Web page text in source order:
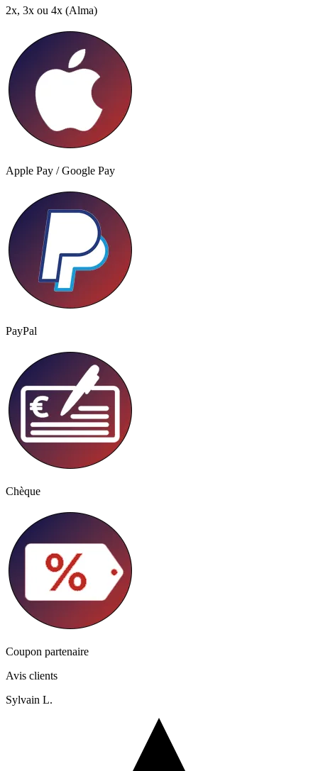
2x, 3x ou 4x (Alma)
Apple Pay / Google Pay
PayPal
Chèque
Coupon partenaire
Avis clients
Sylvain L.